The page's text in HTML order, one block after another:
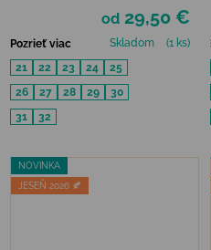
od 29,50 €
Pozrieť viac Skladom
(1 ks)
21
22 23 24
25
26
27 28 29
30
31
32
NOVINKA
JESEŇ 2026 🍂